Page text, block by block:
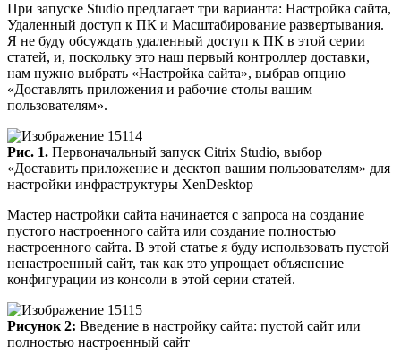
При запуске Studio предлагает три варианта: Настройка сайта,
Удаленный доступ к ПК и Масштабирование развертывания.
Я не буду обсуждать удаленный доступ к ПК в этой серии
статей, и, поскольку это наш первый контроллер доставки,
нам нужно выбрать «Настройка сайта», выбрав опцию
«Доставлять приложения и рабочие столы вашим
пользователям».
Рис. 1. Первоначальный запуск Citrix Studio, выбор
«Доставить приложение и десктоп вашим пользователям» для
настройки инфраструктуры XenDesktop
Мастер настройки сайта начинается с запроса на создание
пустого настроенного сайта или создание полностью
настроенного сайта. В этой статье я буду использовать пустой
ненастроенный сайт, так как это упрощает объяснение
конфигурации из консоли в этой серии статей.
Рисунок 2: Введение в настройку сайта: пустой сайт или
полностью настроенный сайт